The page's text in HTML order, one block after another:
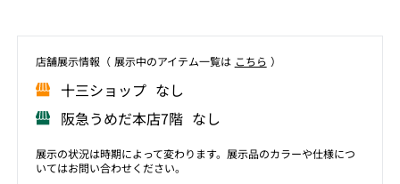
店舗展⽰情報（ 展⽰中のアイテム⼀覧は こちら ）
⼗三ショップ なし
阪急うめだ本店7階 なし
展示の状況は時期によって変わります。展示品のカラーや仕様につ
いてはお問い合わせください。